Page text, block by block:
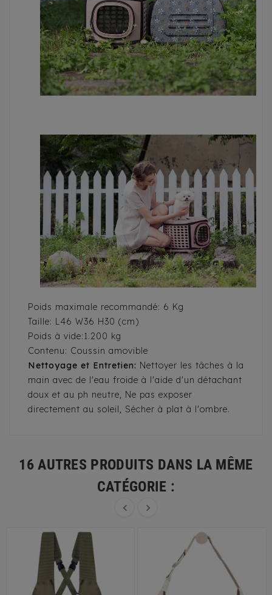
Poids maximale recommandé: 6 Kg
Taille: L46 W36 H30 (cm)
Poids à vide:1.200 kg
Contenu: Coussin amovible
Nettoyage et Entretien: Nettoyer les tâches à la
main avec de l'eau froide à l'aide d'un détachant
doux et au ph neutre, Ne pas exposer
directement au soleil, Sécher à plat à l'ombre.
16 AUTRES PRODUITS DANS LA MÊME
CATÉGORIE :
 